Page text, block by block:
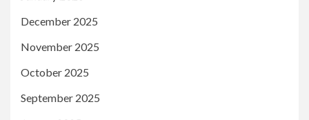
December 2025
November 2025
October 2025
September 2025